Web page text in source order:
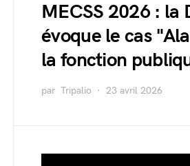
MECSS 2026 : la
évoque le cas
la fonction
par Tripalio 23 avril 2026